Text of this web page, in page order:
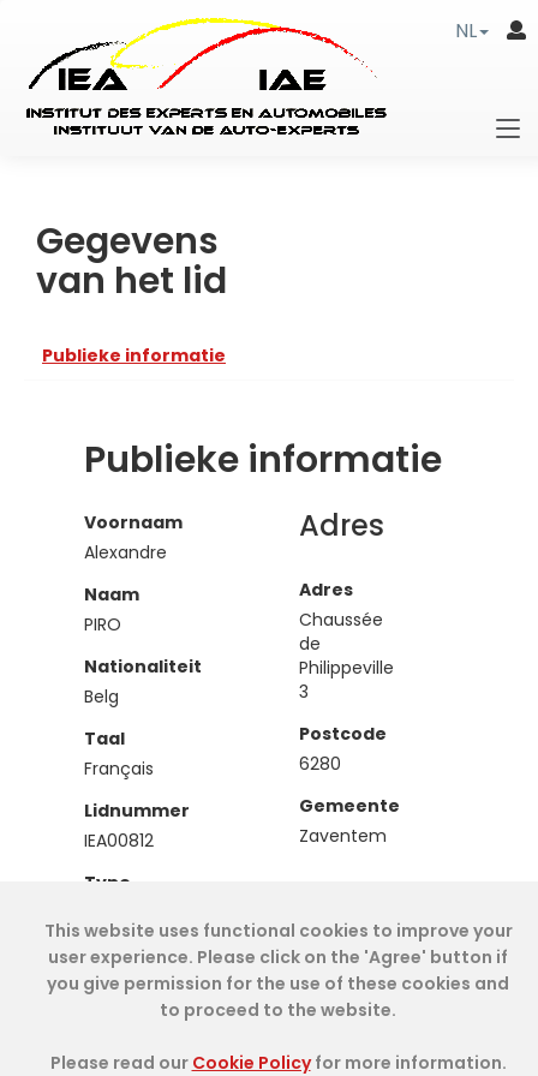
NL
Gegevens
van het lid
Publieke informatie
Publieke informatie
Voornaam
Alexandre
Naam
PIRO
Nationaliteit
Belg
Taal
Français
Lidnummer
IEA00812
Type
Adres
Adres
Chaussée
de
Philippeville
3
Postcode
6280
Gemeente
Zaventem
Cookie Policy- IAE-IEA2026-My Dashboard
This website uses functional cookies to improve your
user experience. Please click on the 'Agree' button if
you give permission for the use of these cookies and
to proceed to the website.
Please read our Cookie Policyfor more information.